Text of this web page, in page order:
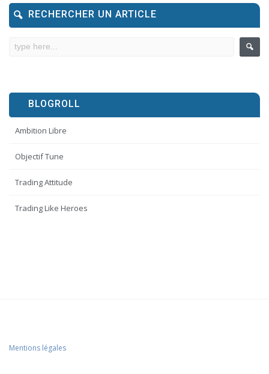
RECHERCHER UN ARTICLE
BLOGROLL
Ambition Libre
Objectif Tune
Trading Attitude
Trading Like Heroes
Mentions légales